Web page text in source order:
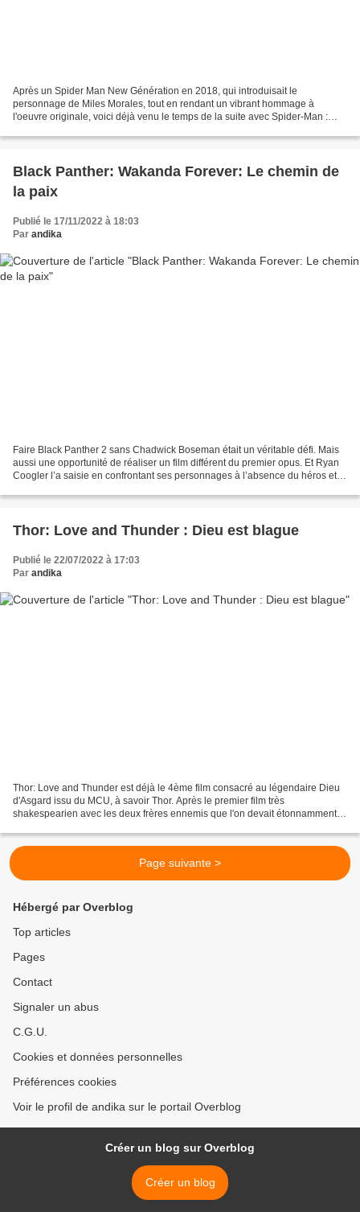
Après un Spider Man New Génération en 2018, qui introduisait le
personnage de Miles Morales, tout en rendant un vibrant hommage à
l'oeuvre originale, voici déjà venu le temps de la suite avec Spider-Man :
Black Panther: Wakanda Forever: Le chemin de
la paix
Publié le 17/11/2022 à 18:03
Par andika
Faire Black Panther 2 sans Chadwick Boseman était un véritable défi. Mais
aussi une opportunité de réaliser un film différent du premier opus. Et Ryan
Coogler l’a saisie en confrontant ses personnages à l’absence du héros et
Thor: Love and Thunder : Dieu est blague
Publié le 22/07/2022 à 17:03
Par andika
Thor: Love and Thunder est déjà le 4ème film consacré au légendaire Dieu
d'Asgard issu du MCU, à savoir Thor. Après le premier film très
shakespearien avec les deux frères ennemis que l'on devait étonnamment
Page suivante >
Hébergé par Overblog
Top articles
Pages
Contact
Signaler un abus
C.G.U.
Cookies et données personnelles
Préférences cookies
Voir le profil de andika sur le portail Overblog
Créer un blog sur Overblog
Créer un blog